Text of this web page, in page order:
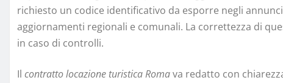
richiesto un codice identificativo da esporre negli
aggiornamenti regionali e comunali. La correttezza di
in caso di controlli.
Il contratto locazione turistica Romava redatto con